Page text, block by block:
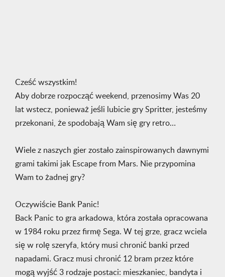
Cześć wszystkim!
Aby dobrze rozpocząć weekend, przenosimy Was 20
lat wstecz, ponieważ jeśli lubicie gry Spritter, jesteśmy
przekonani, że spodobają Wam się gry retro…
Wiele z naszych gier zostało zainspirowanych dawnymi
grami takimi jak Escape from Mars. Nie przypomina
Wam to żadnej gry?
Oczywiście Bank Panic!
Back Panic to gra arkadowa, która została opracowana
w 1984 roku przez firmę Sega. W tej grze, gracz wciela
się w rolę szeryfa, który musi chronić banki przed
napadami. Gracz musi chronić 12 bram przez które
mogą wyjść 3 rodzaje postaci: mieszkaniec, bandyta i